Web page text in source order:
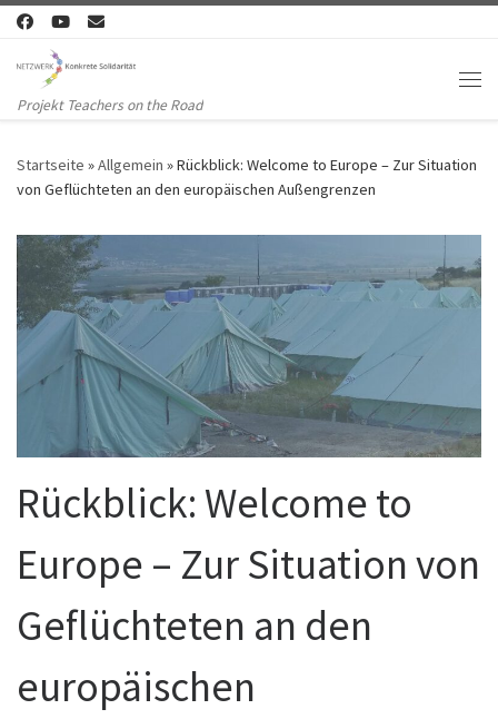
Zum Inhalt springen
Projekt Teachers on the Road
Startseite »Allgemein »Rückblick: Welcome to Europe – Zur Situation
von Geflüchteten an den europäischen Außengrenzen
Rückblick: Welcome to
Europe – Zur Situation von
Geflüchteten an den
europäischen